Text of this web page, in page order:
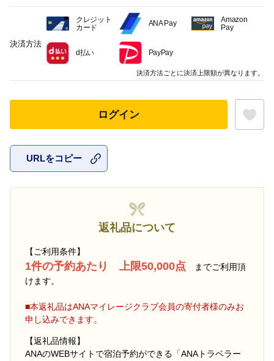
ログイン
URLをコピー
返礼品について
【ご利用条件】
1件の予約あたり 上限50,000点
までご利用頂
けます。
■本返礼品はANAマイレージクラブ会員の寄付者様のみお
申し込みできます。
【返礼品情報】
ANAのWEBサイトで宿泊予約ができる「ANAトラベラー
決済方法
クレジット
カード
ANA Pay
Amazon
Pay
d払い PayPay
決済方法ごとに決済上限額が異なります。